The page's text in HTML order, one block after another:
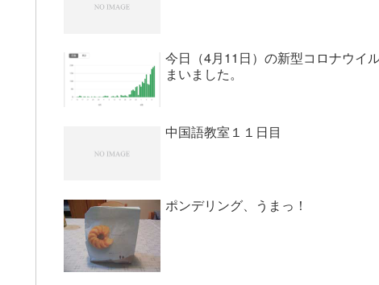
今日（4月11日）の新型コロナウイ
まいました。
中国語教室１１日目
ポンデリング、うまっ！